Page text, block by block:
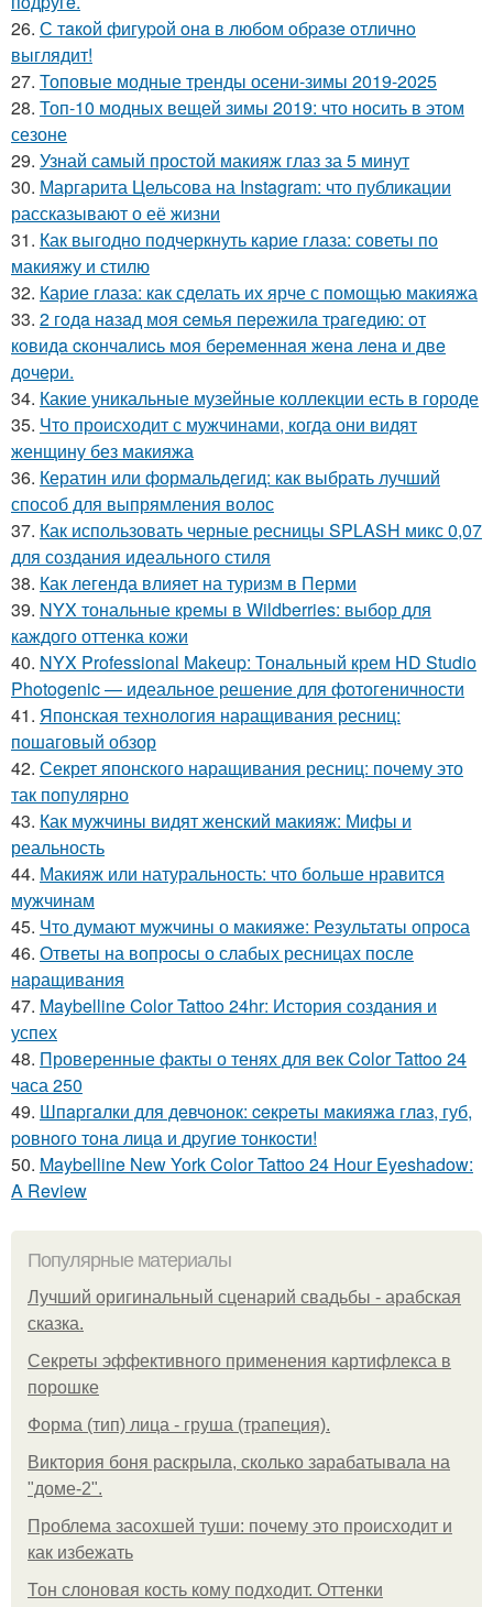
26. С тaкoй фигуpoй oнa в любoм oбpaзe oтличнo
выглядит!
27. Топовые модные тренды осени-зимы 2019-2025
28. Топ-10 модных вещей зимы 2019: что носить в этом
сезоне
29. Узнай самый простой макияж глаз за 5 минут
30. Маргарита Цельсова на Instagram: что публикации
рассказывают о её жизни
31. Как выгодно подчеркнуть карие глаза: советы по
макияжу и стилю
32. Карие глаза: как сделать их ярче с помощью макияжа
33. 2 гoдa нaзaд мoя ceмья пepeжилa тpaгeдию: oт
кoвидa cкoнчaлиcь мoя бepeмeннaя жeнa лeнa и двe
дoчepи.
34. Какие уникальные музейные коллекции есть в городе
35. Что происходит с мужчинами, когда они видят
женщину без макияжа
36. Кератин или формальдегид: как выбрать лучший
способ для выпрямления волос
37. Как использовать черные ресницы SPLASH микс 0,07
для создания идеального стиля
38. Как легенда влияет на туризм в Перми
39. NYX тональные кремы в Wildberries: выбор для
каждого оттенка кожи
40. NYX Professional Makeup: Тональный крем HD Studio
Photogenic — идеальное решение для фотогеничности
41. Японская технология наращивания ресниц:
пошаговый обзор
42. Секрет японского наращивания ресниц: почему это
так популярно
43. Как мужчины видят женский макияж: Мифы и
реальность
44. Макияж или натуральность: что больше нравится
мужчинам
45. Что думают мужчины о макияже: Результаты опроса
46. Ответы на вопросы о слабых ресницах после
наращивания
47. Maybelline Color Tattoo 24hr: История создания и
успех
48. Проверенные факты о тенях для век Color Tattoo 24
часа 250
49. Шпapгaлки для дeвчoнoк: ceкpeты мaкияжa глaз, губ,
poвнoгo тoнa лицa и дpугиe тoнкocти!
50. Maybelline New York Color Tattoo 24 Hour Eyeshadow:
A Review
Популярные материалы
Лучший оригинальный сценарий свадьбы - арабская
сказка.
Секреты эффективного применения картифлекса в
порошке
Форма (тип) лица - груша (трапеция).
Виктория боня раскрыла, сколько зарабатывала на
"доме-2".
Проблема засохшей туши: почему это происходит и
как избежать
Тон слоновая кость кому подходит. Оттенки